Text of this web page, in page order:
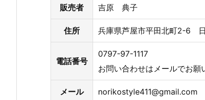
販売者 吉原 典子
住所 兵庫県芦屋市平田北町2-6
電話番号
0797-97-1117
お問い合わせはメールでお願
メール norikostyle411@gmail.com